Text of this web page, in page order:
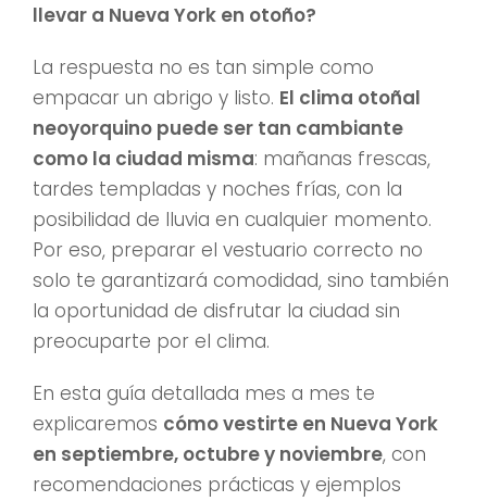
llevar a Nueva York en otoño?
La respuesta no es tan simple como
empacar un abrigo y listo. El clima otoñal
neoyorquino puede ser tan cambiante
como la ciudad misma: mañanas frescas,
tardes templadas y noches frías, con la
posibilidad de lluvia en cualquier momento.
Por eso, preparar el vestuario correcto no
solo te garantizará comodidad, sino también
la oportunidad de disfrutar la ciudad sin
preocuparte por el clima.
En esta guía detallada mes a mes te
explicaremos cómo vestirte en Nueva York
en septiembre, octubre y noviembre, con
recomendaciones prácticas y ejemplos